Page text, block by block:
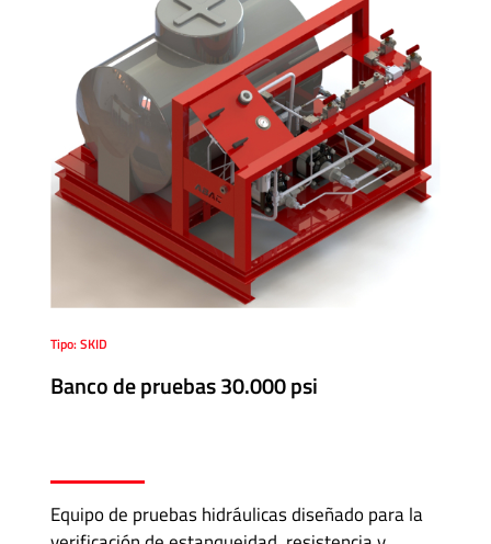
Tipo: SKID
Banco de pruebas 30.000 psi
Equipo de pruebas hidráulicas diseñado para la